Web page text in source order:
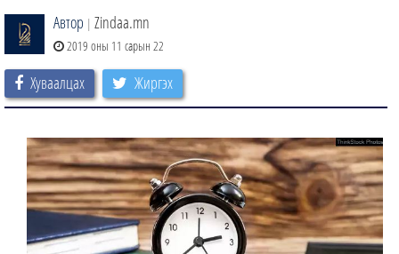
Автор | Zindaa.mn
2019 оны 11 сарын 22
Хуваалцах Жиргэх